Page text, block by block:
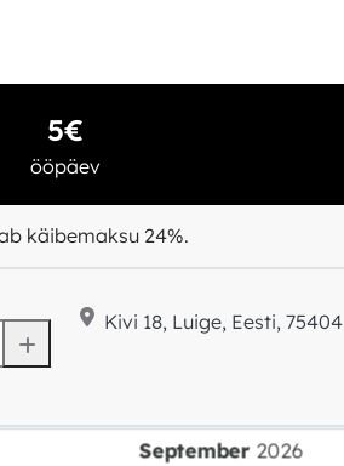
5€
ööpäev
käibemaksu 24%.
Kivi 18, Luige, Eesti, 75404
September